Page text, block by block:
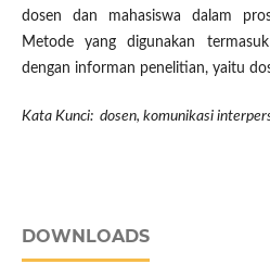
dosen dan mahasiswa dalam
Metode yang digunakan
dengan informan penelitian, yaitu
Kata Kunci: dosen, komunikasi
DOWNLOADS